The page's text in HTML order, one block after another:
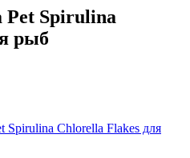
Pet Spirulina
рыб